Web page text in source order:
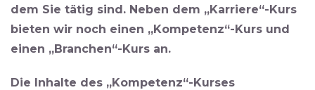
dem Sie tätig sind. Neben dem „Karriere“-Kurs
bieten wir noch einen „Kompetenz“-Kurs und
einen „Branchen“-Kurs an.
Die Inhalte des „Kompetenz“-Kurses